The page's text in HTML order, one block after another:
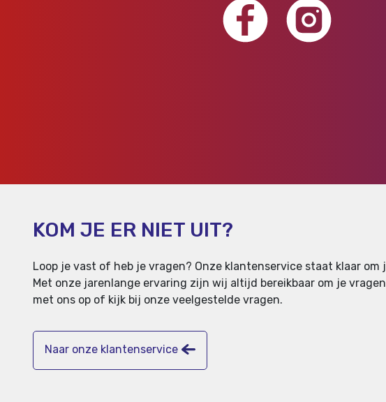
KOM JE ER NIET UIT?
Loop je vast of heb je vragen? Onze klantenservice staat klaar om
Met onze jarenlange ervaring zijn wij altijd bereikbaar om je
met ons op of kijk bij onze veelgestelde vragen.
Naar onze klantenservice